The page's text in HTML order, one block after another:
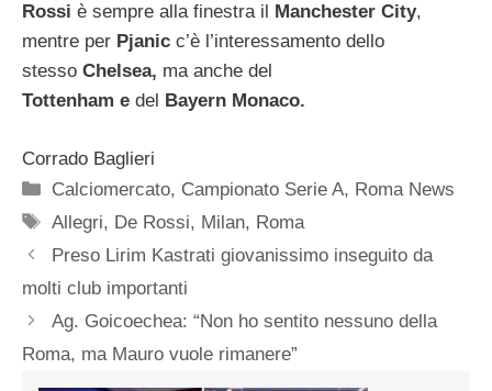
Rossi è sempre alla finestra il Manchester City,
mentre per Pjanic c’è l’interessamento dello
stesso Chelsea, ma anche del
Tottenham e del Bayern Monaco.
Corrado Baglieri
Categorie
Calciomercato, Campionato Serie A, Roma News
Tag
Allegri, De Rossi, Milan, Roma
Preso Lirim Kastrati giovanissimo inseguito da
molti club importanti
Ag. Goicoechea: “Non ho sentito nessuno della
Roma, ma Mauro vuole rimanere”